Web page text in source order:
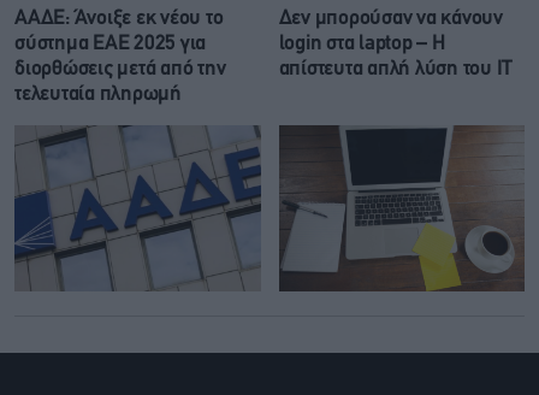
ΑΑΔΕ: Άνοιξε εκ νέου το
σύστημα ΕΑΕ 2025 για
διορθώσεις μετά από την
τελευταία πληρωμή
Δεν μπορούσαν να κάνουν
login στα laptop – Η
απίστευτα απλή λύση του IT